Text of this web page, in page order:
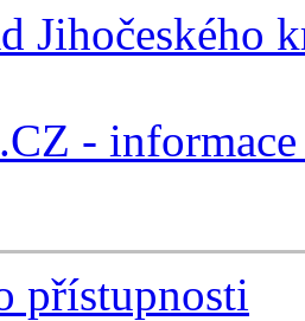
Jihočeského
-
přístupnosti